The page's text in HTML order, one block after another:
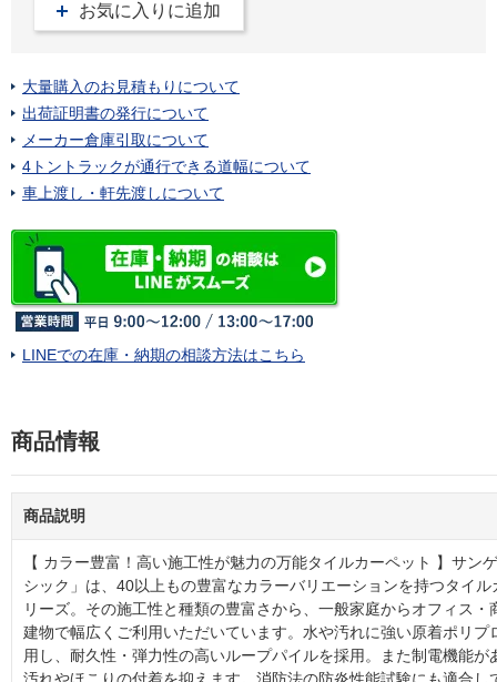
お気に入りに追加
大量購入のお見積もりについて
出荷証明書の発行について
メーカー倉庫引取について
4トントラックが通行できる道幅について
車上渡し・軒先渡しについて
LINEでの在庫・納期の相談方法はこちら
商品情報
商品説明
【 カラー豊富！高い施工性が魅力の万能タイルカーペット 】サン
シック」は、40以上もの豊富なカラーバリエーションを持つタイ
リーズ。その施工性と種類の豊富さから、一般家庭からオフィス・
建物で幅広くご利用いただいています。水や汚れに強い原着ポリプ
用し、耐久性・弾力性の高いループパイルを採用。また制電機能が